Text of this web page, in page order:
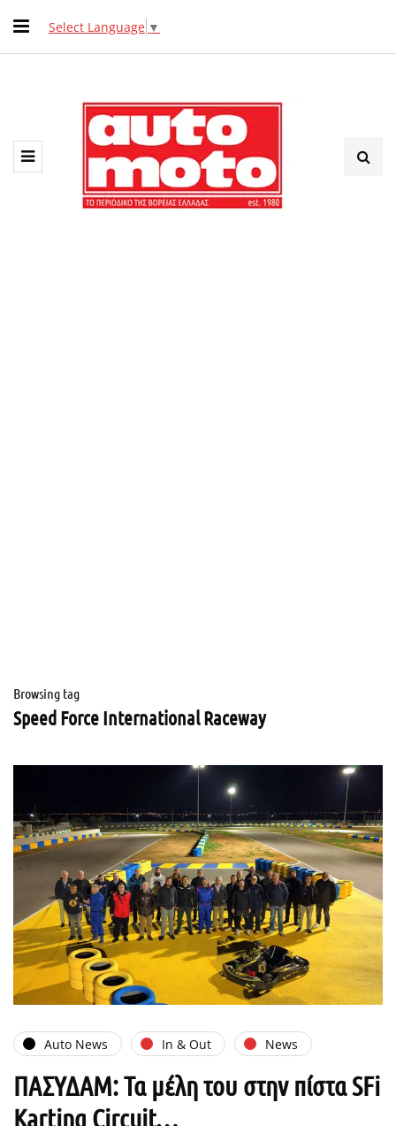
Select Language ▼
Browsing tag
Speed Force International Raceway
Auto News In & Out News
ΠΑΣΥΔΑΜ: Τα μέλη του στην πίστα SFi
Karting Circuit…